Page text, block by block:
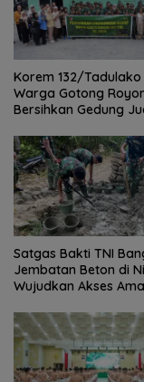
Korem 132/Tadulako
Warga Gotong
Bersihkan Gedung
Satgas Bakti TNI
Jembatan Beton di
Wujudkan Akses